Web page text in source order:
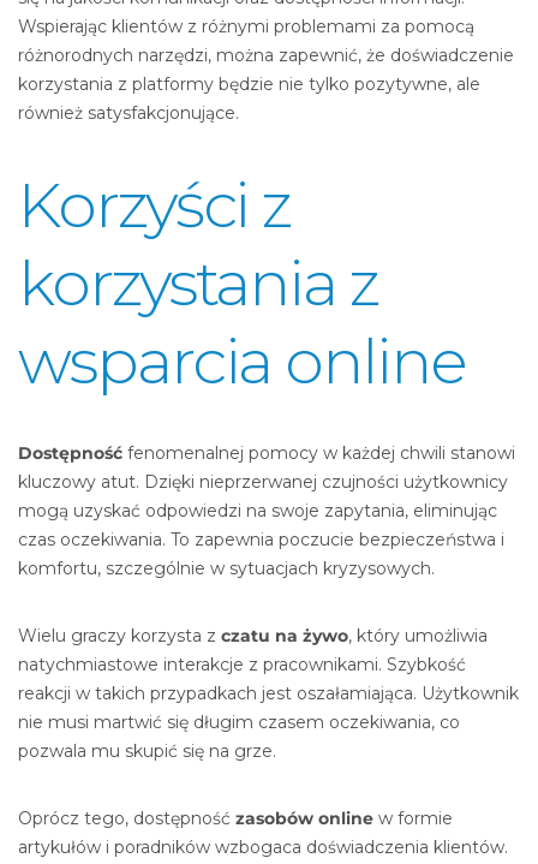
Wspierając klientów z różnymi problemami za pomocą
różnorodnych narzędzi, można zapewnić, że doświadczenie
korzystania z platformy będzie nie tylko pozytywne, ale
również satysfakcjonujące.
Korzyści z
korzystania z
wsparcia online
Dostępność fenomenalnej pomocy w każdej chwili stanowi
kluczowy atut. Dzięki nieprzerwanej czujności użytkownicy
mogą uzyskać odpowiedzi na swoje zapytania, eliminując
czas oczekiwania. To zapewnia poczucie bezpieczeństwa i
komfortu, szczególnie w sytuacjach kryzysowych.
Wielu graczy korzysta z czatu na żywo, który umożliwia
natychmiastowe interakcje z pracownikami. Szybkość
reakcji w takich przypadkach jest oszałamiająca. Użytkownik
nie musi martwić się długim czasem oczekiwania, co
pozwala mu skupić się na grze.
Oprócz tego, dostępność zasobów online w formie
artykułów i poradników wzbogaca doświadczenia klientów.